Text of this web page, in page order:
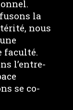
la
nous
faculté.
l’entre-
se co-